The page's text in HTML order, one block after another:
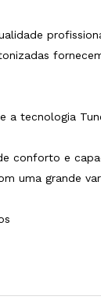
a tecnologia
conforto e
uma grande